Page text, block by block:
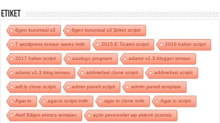
Etiket
6gen kurumsal v3 6gen kurumsal v3 Şirket scripti
7 wordpress teması warez indir 2015 E Ticaret scripti 2016 haber scripti
2017 haber scripti aaalogo programı adamz v1.3 blogger teması
adamz v1.3 blog teması addmefast clone scripti addmefast scripti
adf.ly clone scripti admin paneli scripti admin paneli template
Agar-io agar.io scripti indir agar io clone indir Agar io scripti
Aktif Bilişim whmcs temaları açılır pencereler wp eklenti ücretsiz